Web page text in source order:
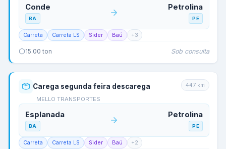
Conde
BA
Petrolina
PE
Carreta Carreta LS Sider Baú +3
15.00 ton Sob consulta
Carega segunda feira descarega
MELLO TRANSPORTES
447 km
Esplanada
BA
Petrolina
PE
Carreta Carreta LS Sider Baú +2